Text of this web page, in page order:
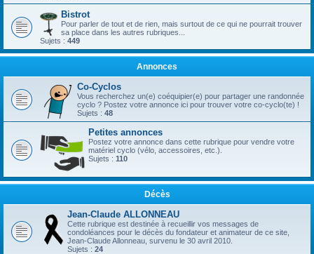
Bistrot
Pour parler de tout et de rien, mais surtout de ce qui ne pourrait trouver
sa place dans les autres rubriques...
Sujets : 449
Annonces
Co-Cyclos
Vous recherchez un(e) coéquipier(e) pour partager une randonnée
cyclo ? Postez votre annonce ici pour trouver votre co-cyclo(te) !
Sujets : 48
Petites annonces
Postez votre annonce dans cette rubrique pour vendre votre
matériel cyclo (vélo, accessoires, etc.).
Sujets : 110
Décès
Jean-Claude ALLONNEAU
Cette rubrique est destinée à recueillir vos messages de
condoléances pour le décès du fondateur et animateur de ce site,
Jean-Claude Allonneau, survenu le 30 avril 2010.
Sujets : 24